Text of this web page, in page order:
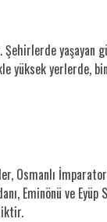
yaşayan
yüksek yerlerde,
Osmanlı
Eminönü ve Eyüp